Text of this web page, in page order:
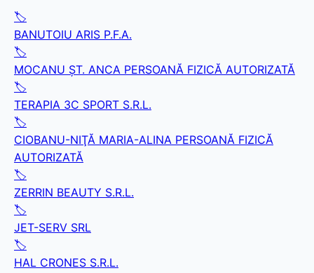
🏷️
BANUTOIU ARIS P.F.A.
🏷️
MOCANU ŞT. ANCA PERSOANĂ FIZICĂ AUTORIZATĂ
🏷️
TERAPIA 3C SPORT S.R.L.
🏷️
CIOBANU-NIŢĂ MARIA-ALINA PERSOANĂ FIZICĂ
AUTORIZATĂ
🏷️
ZERRIN BEAUTY S.R.L.
🏷️
JET-SERV SRL
🏷️
HAL CRONES S.R.L.